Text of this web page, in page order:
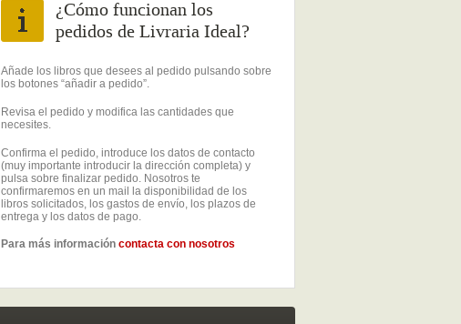
¿Cómo funcionan los
pedidos de Livraria Ideal?
Añade los libros que desees al pedido pulsando sobre
los botones “añadir a pedido”.
Revisa el pedido y modifica las cantidades que
necesites.
Confirma el pedido, introduce los datos de contacto
(muy importante introducir la dirección completa) y
pulsa sobre finalizar pedido. Nosotros te
confirmaremos en un mail la disponibilidad de los
libros solicitados, los gastos de envío, los plazos de
entrega y los datos de pago.
Para más información contacta con nosotros